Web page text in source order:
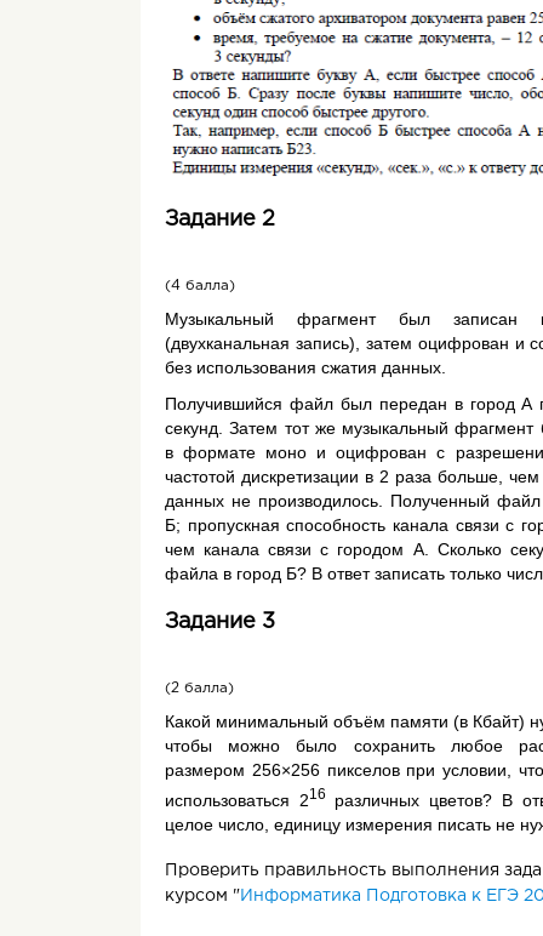
Задание 2
(4 балла)
Музыкальный фрагмент был записан
(двухканальная запись), затем оцифрован и
без использования сжатия данных.
Получившийся файл был передан в город А
секунд. Затем тот же музыкальный фрагмент
в формате моно и оцифрован с
частотой дискретизации в 2 раза больше,
данных не производилось. Полученный
Б; пропускная способность канала связи с
чем канала связи с городом А. Сколько
файла в город Б? В ответ записать только
Задание 3
(2 балла)
Какой минимальный объём памяти (в Кбайт)
чтобы можно было сохранить любое
размером 256×256 пикселов при условии,
использоваться 216 различных цветов? В
целое число, единицу измерения писать не
Проверить правильность выполнения
курсом " Информатика Подготовка к ЕГЭ